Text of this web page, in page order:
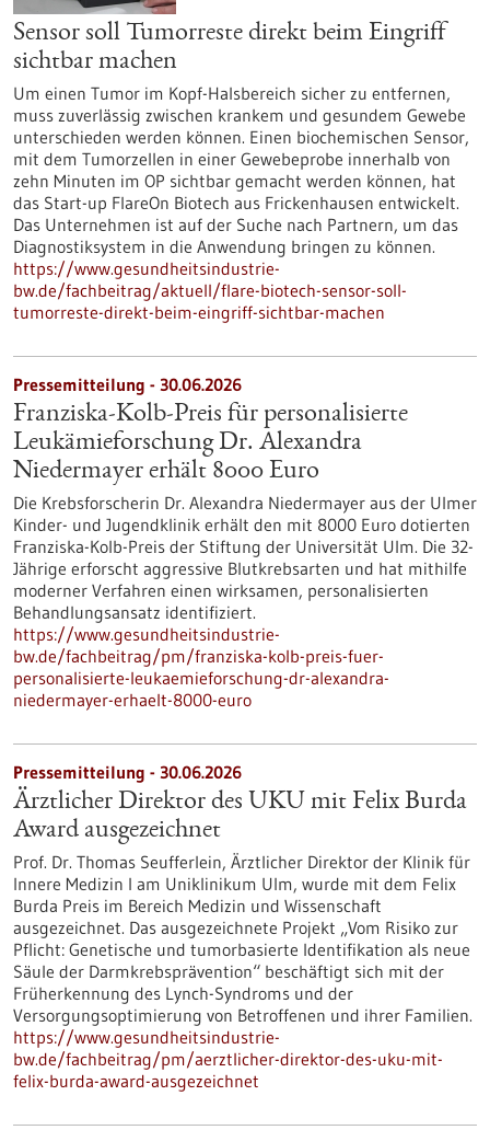
Sensor soll Tumorreste direkt beim Eingriff
sichtbar machen
Um einen Tumor im Kopf-Halsbereich sicher zu entfernen,
muss zuverlässig zwischen krankem und gesundem Gewebe
unterschieden werden können. Einen biochemischen Sensor,
mit dem Tumorzellen in einer Gewebeprobe innerhalb von
zehn Minuten im OP sichtbar gemacht werden können, hat
das Start-up FlareOn Biotech aus Frickenhausen entwickelt.
Das Unternehmen ist auf der Suche nach Partnern, um das
Diagnostiksystem in die Anwendung bringen zu können.
https://www.gesundheitsindustrie-
bw.de/fachbeitrag/aktuell/flare-biotech-sensor-soll-
tumorreste-direkt-beim-eingriff-sichtbar-machen
Pressemitteilung - 30.06.2026
Franziska-Kolb-Preis für personalisierte
Leukämieforschung Dr. Alexandra
Niedermayer erhält 8000 Euro
Die Krebsforscherin Dr. Alexandra Niedermayer aus der Ulmer
Kinder- und Jugendklinik erhält den mit 8000 Euro dotierten
Franziska-Kolb-Preis der Stiftung der Universität Ulm. Die 32-
Jährige erforscht aggressive Blutkrebsarten und hat mithilfe
moderner Verfahren einen wirksamen, personalisierten
Behandlungsansatz identifiziert.
https://www.gesundheitsindustrie-
bw.de/fachbeitrag/pm/franziska-kolb-preis-fuer-
personalisierte-leukaemieforschung-dr-alexandra-
niedermayer-erhaelt-8000-euro
Pressemitteilung - 30.06.2026
Ärztlicher Direktor des UKU mit Felix Burda
Award ausgezeichnet
Prof. Dr. Thomas Seufferlein, Ärztlicher Direktor der Klinik für
Innere Medizin I am Uniklinikum Ulm, wurde mit dem Felix
Burda Preis im Bereich Medizin und Wissenschaft
ausgezeichnet. Das ausgezeichnete Projekt „Vom Risiko zur
Pflicht: Genetische und tumorbasierte Identifikation als neue
Säule der Darmkrebsprävention“ beschäftigt sich mit der
Früherkennung des Lynch-​Syndroms und der
Versorgungsoptimierung von Betroffenen und ihrer Familien.
https://www.gesundheitsindustrie-
bw.de/fachbeitrag/pm/aerztlicher-direktor-des-uku-mit-
felix-burda-award-ausgezeichnet